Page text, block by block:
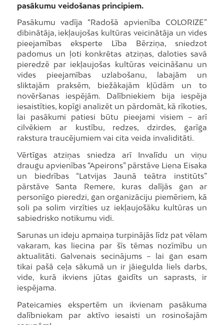
pasākumu veidošanas principiem.
Pasākumu vadīja “Radošā apvienība COLORIZE”
dibinātāja, iekļaujošas kultūras veicinātāja un vides
pieejamības eksperte Lība Bērziņa, sniedzot
padomus un ļoti konkrētas atziņas, daloties savā
pieredzē par iekļaujošas kultūras veicināšanu un
vides pieejamības uzlabošanu, labajām un
sliktajām praksēm, biežākajām kļūdām un to
novēršanas iespējām. Dalībniekiem bija iespēja
iesaistīties, kopīgi analizēt un pārdomāt, kā rīkoties,
lai pasākumi patiesi būtu pieejami visiem – arī
cilvēkiem ar kustību, redzes, dzirdes, garīga
rakstura traucējumiem vai cita veida invaliditāti.
Vērtīgas atziņas sniedza arī Invalīdu un viņu
draugu apvienības “Apeirons” pārstāve Liena Eisaka
un biedrības “Latvijas Jaunā teātra institūts”
pārstāve Santa Remere, kuras dalījās gan ar
personīgo pieredzi, gan organizāciju piemēriem, kā
soli pa solim virzīties uz iekļaujošāku kultūras un
sabiedrisko notikumu vidi.
Sarunas un ideju apmaiņa turpinājās līdz pat vēlam
vakaram, kas liecina par šīs tēmas nozīmību un
aktualitāti. Galvenais secinājums – lai gan esam
tikai pašā ceļa sākumā un ir jāiegulda liels darbs,
vide, kurā ikviens jūtas gaidīts un saprasts, ir
iespējama.
Pateicamies ekspertēm un ikvienam pasākuma
dalībniekam par aktīvo iesaisti un rosinošajām